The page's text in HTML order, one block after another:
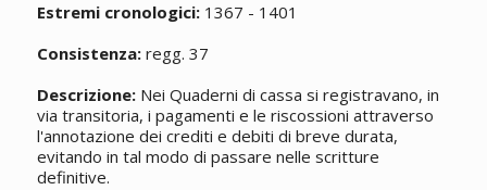
Estremi cronologici:1367 - 1401
Consistenza:regg. 37
Descrizione:Nei Quaderni di cassa si registravano, in
via transitoria, i pagamenti e le riscossioni attraverso
l'annotazione dei crediti e debiti di breve durata,
evitando in tal modo di passare nelle scritture
definitive.